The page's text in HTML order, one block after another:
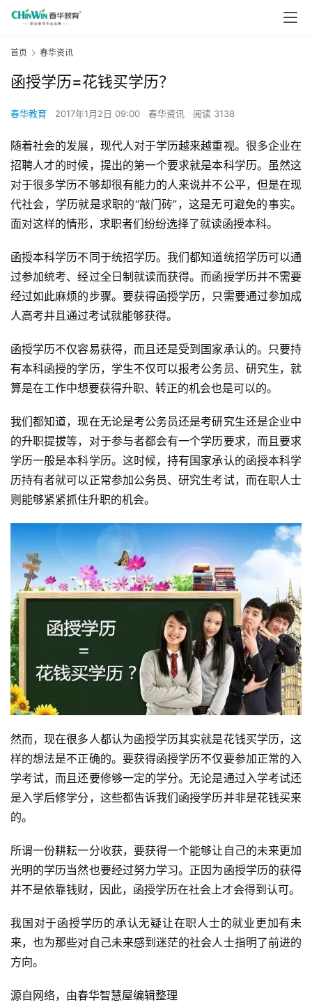
首页 春华资讯
函授学历=花钱买学历？
春华教育 2017年1月2日 09:00 春华资讯 阅读 3138
随着社会的发展，现代人对于学历越来越重视。很多企业在
招聘人才的时候，提出的第一个要求就是本科学历。虽然这
对于很多学历不够却很有能力的人来说并不公平，但是在现
代社会，学历就是求职的“敲门砖”，这是无可避免的事实。
面对这样的情形，求职者们纷纷选择了就读函授本科。
函授本科学历不同于统招学历。我们都知道统招学历可以通
过参加统考、经过全日制就读而获得。而函授学历并不需要
经过如此麻烦的步骤。要获得函授学历，只需要通过参加成
人高考并且通过考试就能够获得。
函授学历不仅容易获得，而且还是受到国家承认的。只要持
有本科函授的学历，学生不仅可以报考公务员、研究生，就
算是在工作中想要获得升职、转正的机会也是可以的。
我们都知道，现在无论是考公务员还是考研究生还是企业中
的升职提拔等，对于参与者都会有一个学历要求，而且要求
学历一般是本科学历。这时候，持有国家承认的函授本科学
历持有者就可以正常参加公务员、研究生考试，而在职人士
则能够紧紧抓住升职的机会。
然而，现在很多人都认为函授学历其实就是花钱买学历，这
样的想法是不正确的。要获得函授学历不仅要参加正常的入
学考试，而且还要修够一定的学分。无论是通过入学考试还
是入学后修学分，这些都告诉我们函授学历并非是花钱买来
的。
所谓一份耕耘一分收获，要获得一个能够让自己的未来更加
光明的学历当然也要经过努力学习。正因为函授学历的获得
并不是依靠钱财，因此，函授学历在社会上才会得到认可。
我国对于函授学历的承认无疑让在职人士的就业更加有未
来，也为那些对自己未来感到迷茫的社会人士指明了前进的
方向。
源自网络，由春华智慧屋编辑整理